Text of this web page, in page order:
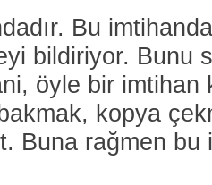
Bu
bildiriyor. Bunu
öyle bir
kopya
Buna rağmen bu